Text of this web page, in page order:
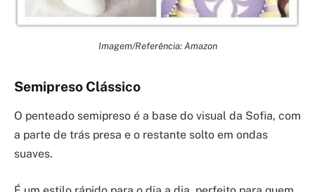
Imagem/Referência: Amazon
Semipreso Clássico
O penteado semipreso é a base do visual da Sofia, com
a parte de trás presa e o restante solto em ondas
suaves.